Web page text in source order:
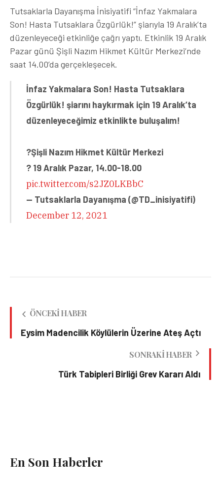
Tutsaklarla Dayanışma İnisiyatifi “İnfaz Yakmalara
Son! Hasta Tutsaklara Özgürlük!” şiarıyla 19 Aralık’ta
düzenleyeceği etkinliğe çağrı yaptı. Etkinlik 19 Aralık
Pazar günü Şişli Nazım Hikmet Kültür Merkezi’nde
saat 14.00’da gerçekleşecek.
İnfaz Yakmalara Son! Hasta Tutsaklara
Özgürlük! şiarını haykırmak için 19 Aralık’ta
düzenleyeceğimiz etkinlikte buluşalım!
?Şişli Nazım Hikmet Kültür Merkezi
? 19 Aralık Pazar, 14.00-18.00
pic.twitter.com/s2JZ0LKBbC
— Tutsaklarla Dayanışma (@TD_inisiyatifi)
December 12, 2021
ÖNCEKI HABER
Eysim Madencilik Köylülerin Üzerine Ateş Açtı
SONRAKI HABER
Türk Tabipleri Birliği Grev Kararı Aldı
En Son Haberler